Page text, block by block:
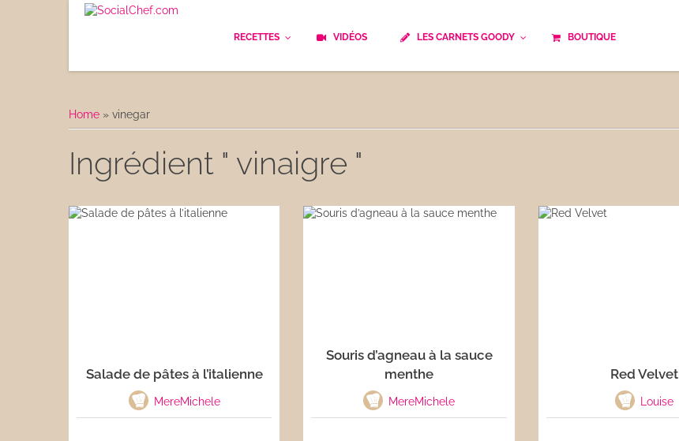
RECETTES
Le Pain
Apéritifs
Déjeuner
Boissons
Cuisine française traditionnelle
Enfants Robots multifonctions
VIDÉOS LES CARNETS GOODY
Spécialité culinaire
BOUTIQUE
Home » vinegar
Ingrédient " vinaigre "
Salade de pâtes à l’italienne
MereMichele
Souris d’agneau à la sauce
menthe
MereMichele
Red Velvet
Louise